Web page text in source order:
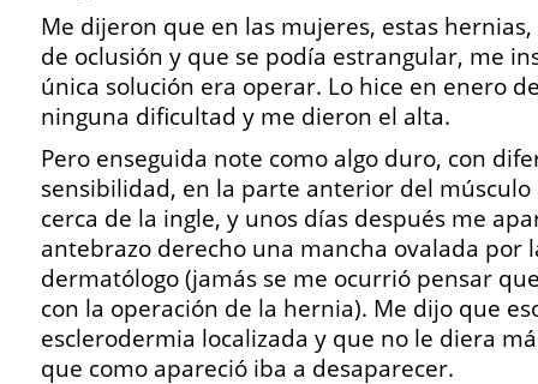
Me dijeron que en las mujeres, estas
de oclusión y que se podía estrangular, me
única solución era operar. Lo hice en enero
ninguna dificultad y me dieron el alta.
Pero enseguida note como algo duro, con
sensibilidad, en la parte anterior del músculo
cerca de la ingle, y unos días después me
antebrazo derecho una mancha ovalada por
dermatólogo (jamás se me ocurrió pensar
con la operación de la hernia). Me dijo que
esclerodermia localizada y que no le diera
que como apareció iba a desaparecer.